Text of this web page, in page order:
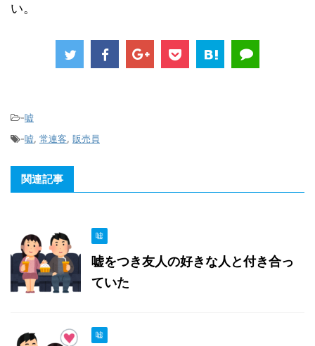
い。
-嘘
-嘘, 常連客, 販売員
関連記事
嘘
嘘をつき友人の好きな人と付き合っ
ていた
嘘